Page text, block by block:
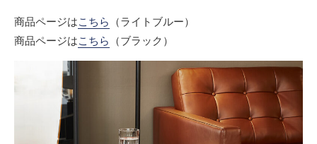
商品ページはこちら （ライトブルー）
商品ページはこちら （ブラック）